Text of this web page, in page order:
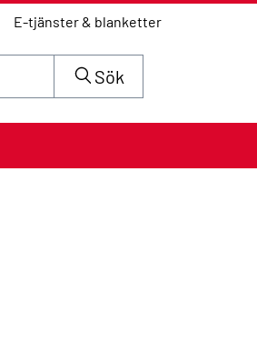
E-tjänster & blanketter
Sök